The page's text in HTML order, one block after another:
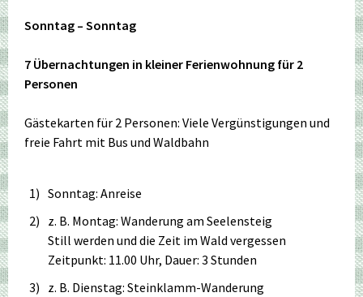
Sonntag – Sonntag
7 Übernachtungen in kleiner Ferienwohnung für 2
Personen
Gästekarten für 2 Personen: Viele Vergünstigungen und
freie Fahrt mit Bus und Waldbahn
1) Sonntag: Anreise
2) z. B. Montag: Wanderung am Seelensteig
Still werden und die Zeit im Wald vergessen
Zeitpunkt: 11.00 Uhr, Dauer: 3 Stunden
3) z. B. Dienstag: Steinklamm-Wanderung